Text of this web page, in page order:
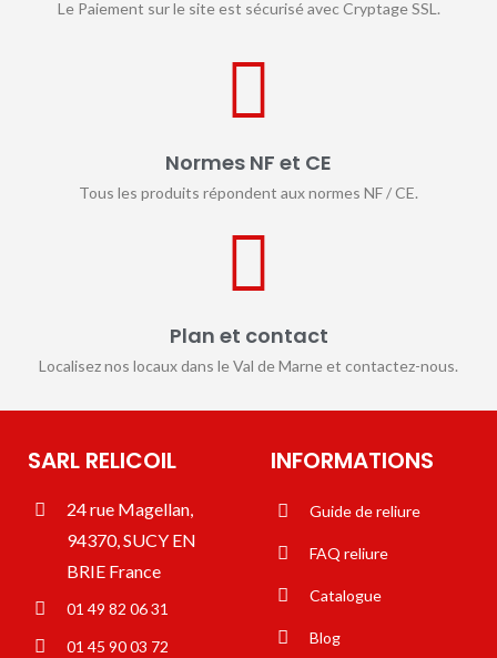
Le Paiement sur le site est sécurisé avec Cryptage SSL.
Normes NF et CE
Tous les produits répondent aux normes NF / CE.
Plan et contact
Localisez nos locaux dans le Val de Marne et contactez-nous.
SARL RELICOIL
24 rue Magellan,
94370, SUCY EN
BRIE France
01 49 82 06 31
01 45 90 03 72
INFORMATIONS
Guide de reliure
FAQ reliure
Catalogue
Blog